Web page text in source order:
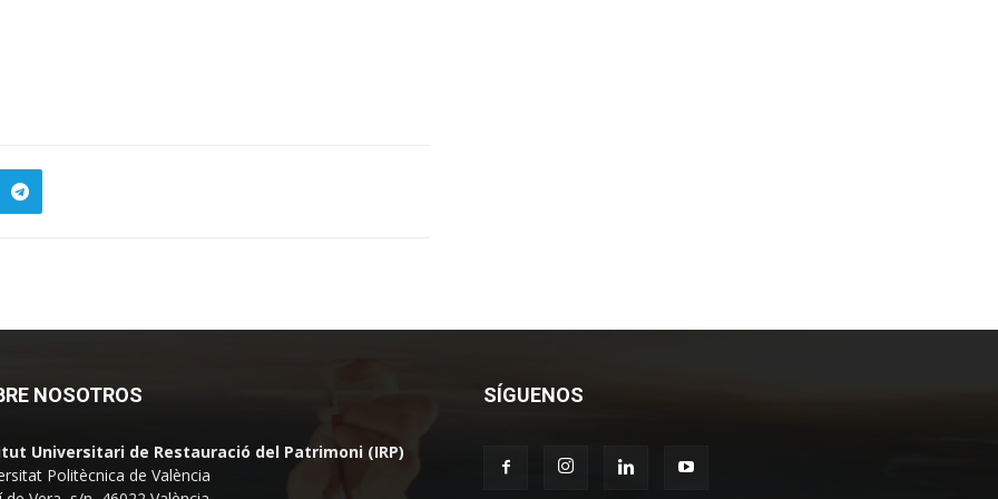
NOSOTROS
Universitari de Restauració del Patrimoni (IRP)
Politècnica de València
SÍGUENOS